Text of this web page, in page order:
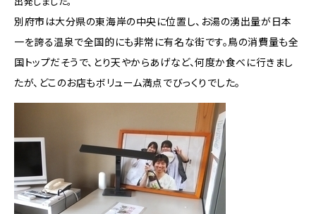
別府市は大分県の東海岸の中央に位置し、お湯の湧出量が日本
一を誇る温泉で全国的にも非常に有名な街です。鳥の消費量も全
国トップだそうで、とり天やからあげなど、何度か食べに行きまし
たが、どこのお店もボリューム満点でびっくりでした。